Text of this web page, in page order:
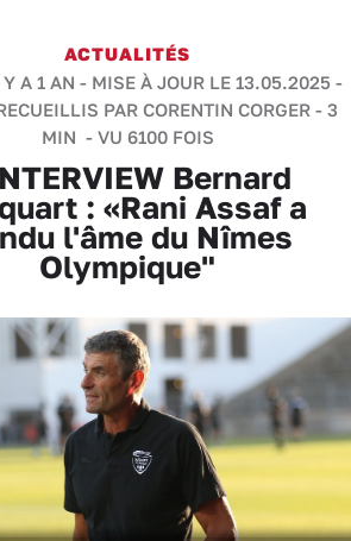
ACTUALITÉS
A 1 AN - MISE À JOUR LE 13.05.2025 -
PAR CORENTIN CORGER - 3
MIN - VU 6100 FOIS
Bernard
: «Rani Assaf a
l'âme du Nîmes
Olympique"